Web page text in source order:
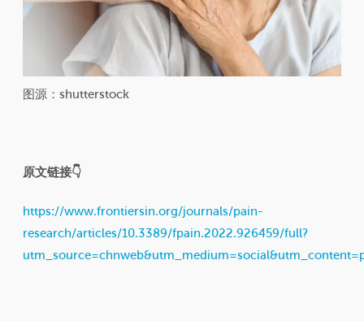
图源：shutterstock
原文链接👇
https://www.frontiersin.org/journals/pain-
research/articles/10.3389/fpain.2022.926459/full?